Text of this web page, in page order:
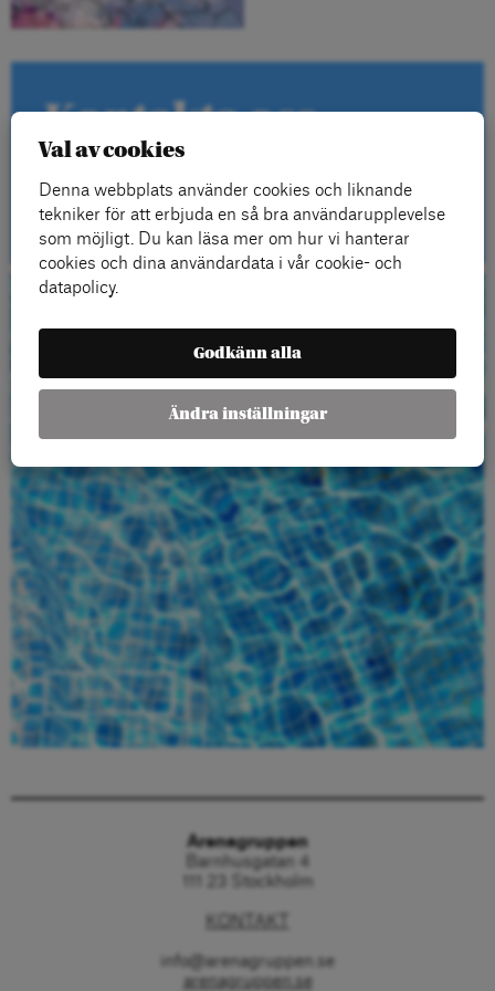
Kontakta oss
Kontakt
Beställ gratis
material
Beställ här
Arenagruppen
Barnhusgatan 4
111 23 Stockholm
KONTAKT
info@arenagruppen.se
arenagruppen.se
Val av cookies
Denna webbplats använder cookies och liknande
tekniker för att erbjuda en så bra användarupplevelse
som möjligt. Du kan läsa mer om hur vi hanterar
cookies och dina användardata i vår cookie- och
datapolicy.
Godkänn alla
Ändra inställningar